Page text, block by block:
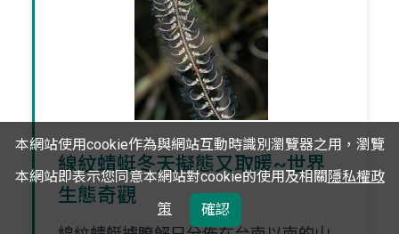
線紋蜻蜓冬天擬態又取暖~世界
生態奇觀
本網站使用cookie作為與網站互動時識別瀏覽器之用，瀏覽
本網站即表示您同意本網站對cookie的使用及相關隱私權政
策
確認